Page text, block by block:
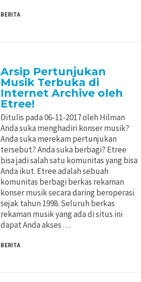
BERITA
Arsip Pertunjukan
Musik Terbuka di
Internet Archive oleh
Etree!
Ditulis pada 06-11-2017 oleh Hilman
Anda suka menghadiri konser musik?
Anda suka merekam pertunjukan
tersebut? Anda suka berbagi? Etree
bisa jadi salah satu komunitas yang bisa
Anda ikut. Etree adalah sebuah
komunitas berbagi berkas rekaman
konser musik secara daring beroperasi
sejak tahun 1998. Seluruh berkas
rekaman musik yang ada di situs ini
dapat Anda akses …
BERITA